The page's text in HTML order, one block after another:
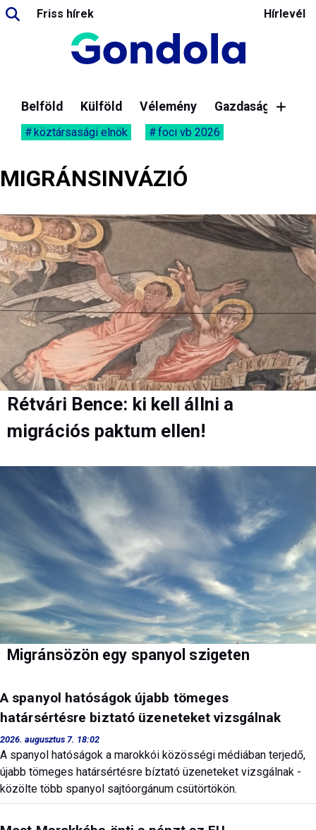
Friss hírek Hírlevél
Belföld Külföld Vélemény Gazdaság
köztársasági elnök foci vb 2026
MIGRÁNSINVÁZIÓ
Rétvári Bence: ki kell állni a
migrációs paktum ellen!
Migránsözön egy spanyol szigeten
A spanyol hatóságok újabb tömeges
határsértésre biztató üzeneteket vizsgálnak
2026. augusztus 7. 18:02
A spanyol hatóságok a marokkói közösségi médiában terjedő,
újabb tömeges határsértésre bíztató üzeneteket vizsgálnak -
közölte több spanyol sajtóorgánum csütörtökön.